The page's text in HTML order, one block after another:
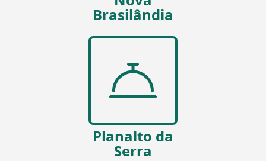
Brasilândia
Planalto da
Serra